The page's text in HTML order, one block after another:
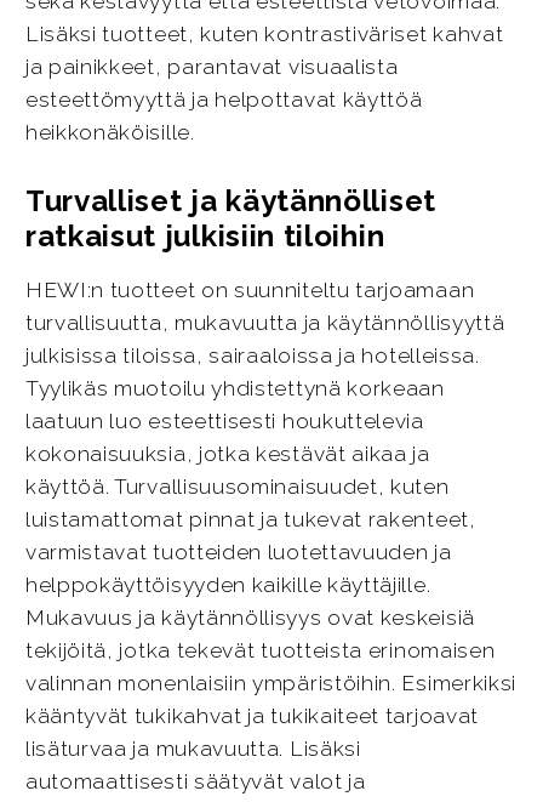
Lisäksi tuotteet, kuten kontrastiväriset kahvat
ja painikkeet, parantavat visuaalista
esteettömyyttä ja helpottavat käyttöä
heikkonäköisille.
Turvalliset ja käytännölliset
ratkaisut julkisiin tiloihin
HEWI:n tuotteet on suunniteltu tarjoamaan
turvallisuutta, mukavuutta ja käytännöllisyyttä
julkisissa tiloissa, sairaaloissa ja hotelleissa.
Tyylikäs muotoilu yhdistettynä korkeaan
laatuun luo esteettisesti houkuttelevia
kokonaisuuksia, jotka kestävät aikaa ja
käyttöä. Turvallisuusominaisuudet, kuten
luistamattomat pinnat ja tukevat rakenteet,
varmistavat tuotteiden luotettavuuden ja
helppokäyttöisyyden kaikille käyttäjille.
Mukavuus ja käytännöllisyys ovat keskeisiä
tekijöitä, jotka tekevät tuotteista erinomaisen
valinnan monenlaisiin ympäristöihin. Esimerkiksi
kääntyvät tukikahvat ja tukikaiteet tarjoavat
lisäturvaa ja mukavuutta. Lisäksi
automaattisesti säätyvät valot ja